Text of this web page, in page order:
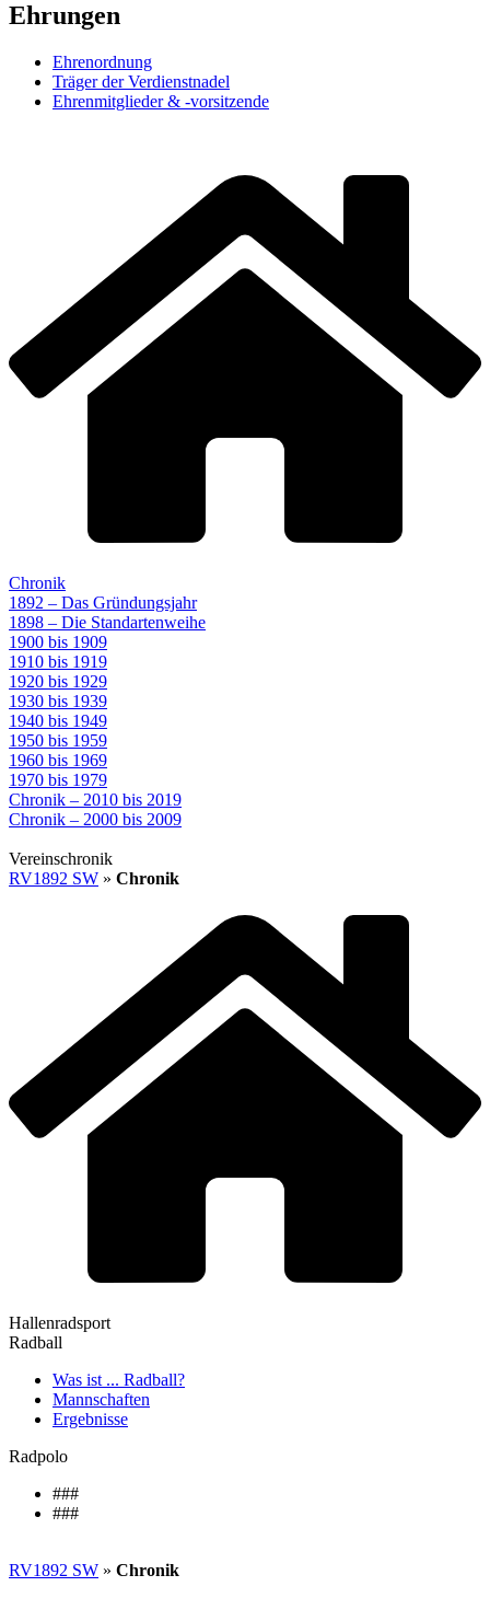
Ehrungen
Ehrenordnung
Träger der Verdienstnadel
Ehrenmitglieder & -vorsitzende
Chronik
1892 – Das Gründungsjahr
1898 – Die Standartenweihe
1900 bis 1909
1910 bis 1919
1920 bis 1929
1930 bis 1939
1940 bis 1949
1950 bis 1959
1960 bis 1969
1970 bis 1979
Chronik – 2010 bis 2019
Chronik – 2000 bis 2009
Vereinschronik
RV1892 SW » Chronik
Hallenradsport
Radball
Was ist ... Radball?
Mannschaften
Ergebnisse
Radpolo
###
###
RV1892 SW » Chronik